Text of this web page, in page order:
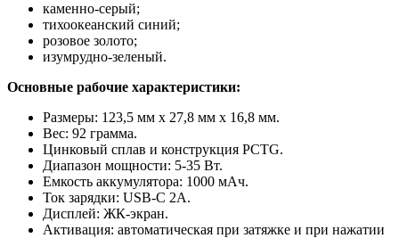
каменно-серый;
тихоокеанский синий;
розовое золото;
изумрудно-зеленый.
Основные рабочие характеристики:
Размеры: 123,5 мм x 27,8 мм x 16,8 мм.
Вес: 92 грамма.
Цинковый сплав и конструкция PCTG.
Диапазон мощности: 5-35 Вт.
Емкость аккумулятора: 1000 мАч.
Ток зарядки: USB-C 2A.
Дисплей: ЖК-экран.
Активация: автоматическая при затяжке и при нажатии